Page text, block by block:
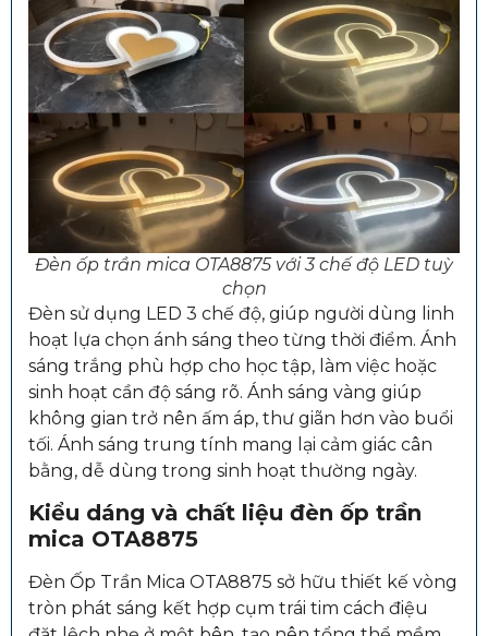
Đèn ốp trần mica OTA8875 với 3 chế độ LED tuỳ
chọn
Đèn sử dụng LED 3 chế độ, giúp người dùng linh
hoạt lựa chọn ánh sáng theo từng thời điểm. Ánh
sáng trắng phù hợp cho học tập, làm việc hoặc
sinh hoạt cần độ sáng rõ. Ánh sáng vàng giúp
không gian trở nên ấm áp, thư giãn hơn vào buổi
tối. Ánh sáng trung tính mang lại cảm giác cân
bằng, dễ dùng trong sinh hoạt thường ngày.
Kiểu dáng và chất liệu đèn ốp trần
mica OTA8875
Đèn Ốp Trần Mica OTA8875 sở hữu thiết kế vòng
tròn phát sáng kết hợp cụm trái tim cách điệu